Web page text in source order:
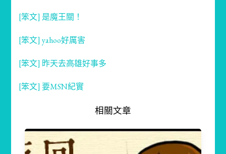
[笨文] 是魔王關！
[笨文] yahoo好厲害
[笨文] 昨天去高雄好事多
[笨文] 要MSN紀實
相關文章